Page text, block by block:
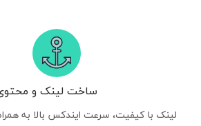
ساخت لینک و
لینک با کیفیت، سرعت ایندکس بالا به